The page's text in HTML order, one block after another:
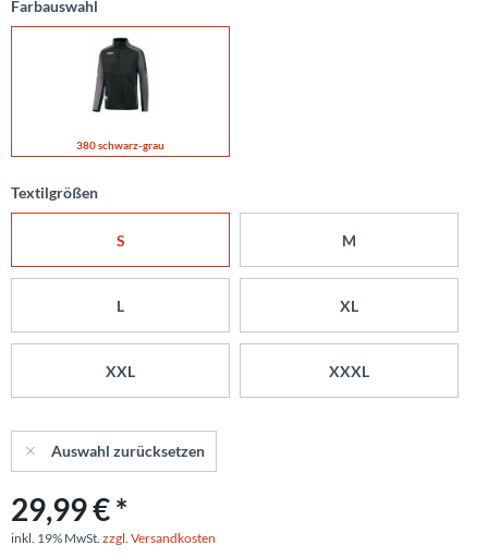
Farbauswahl
380 schwarz-grau
Textilgrößen
S M
L XL
XXL XXXL
Auswahl zurücksetzen
29,99 € *
inkl. 19% MwSt. zzgl. Versandkosten